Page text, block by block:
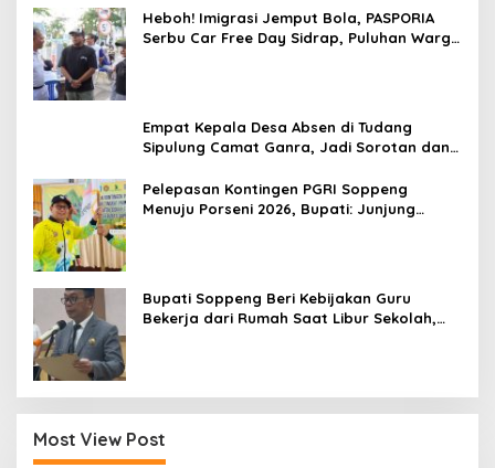
Heboh! Imigrasi Jemput Bola, PASPORIA
Serbu Car Free Day Sidrap, Puluhan Warga
Empat Kepala Desa Absen di Tudang
Sipulung Camat Ganra, Jadi Sorotan dan
Pelepasan Kontingen PGRI Soppeng
Menuju Porseni 2026, Bupati: Junjung
Bupati Soppeng Beri Kebijakan Guru
Bekerja dari Rumah Saat Libur Sekolah,
Most View Post